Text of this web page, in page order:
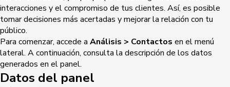
interacciones y el compromiso de tus clientes. Así, es posible
tomar decisiones más acertadas y mejorar la relación con tu
público.
Para comenzar, accede a Análisis > Contactos en el menú
lateral. A continuación, consulta la descripción de los datos
generados en el panel.
Datos del panel